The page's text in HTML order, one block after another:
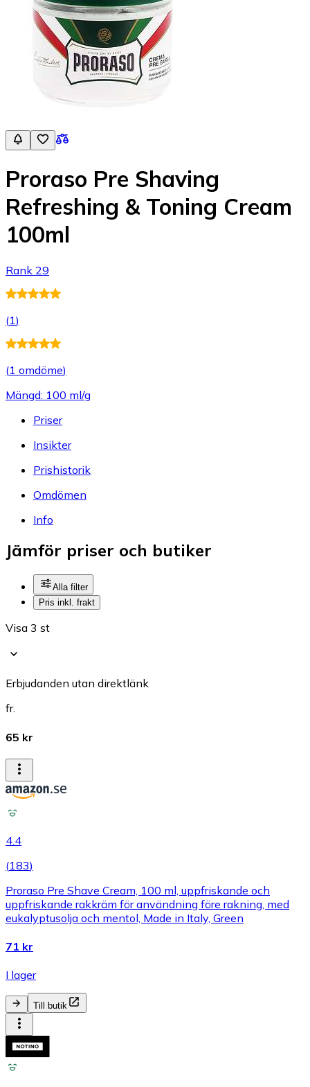
Proraso Pre Shaving
Refreshing & Toning Cream
100ml
Rank 29
(1)
(1 omdöme)
Mängd: 100 ml/g
Priser
Insikter
Prishistorik
Omdömen
Info
Jämför priser och butiker
Alla filter
Pris inkl. frakt
Visa 3 st
Erbjudanden utan direktlänk
fr.
65 kr
4.4
(183)
Proraso Pre Shave Cream, 100 ml, uppfriskande och
uppfriskande rakkräm för användning före rakning, med
eukalyptusolja och mentol, Made in Italy, Green
71 kr
I lager
Till butik